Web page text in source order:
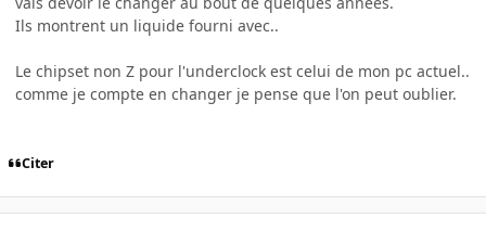
Ils montrent un liquide fourni avec..
Le chipset non Z pour l'underclock est celui de mon pc actuel..
comme je compte en changer je pense que l'on peut oublier.
Citer